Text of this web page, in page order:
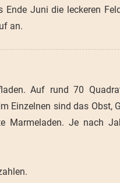
Juni die leckeren
an.
Auf rund 70
Einzelnen sind das Obst,
Marmeladen. Je nach